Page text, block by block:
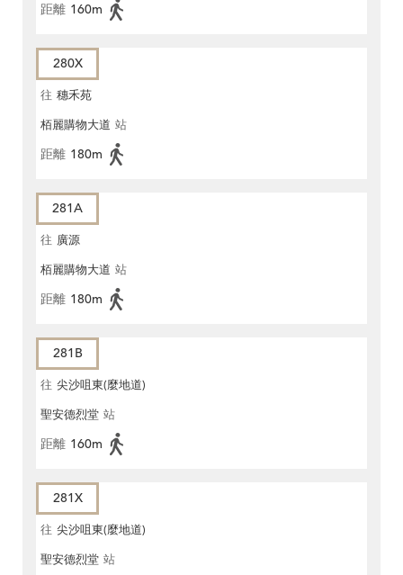
距離 160m
280X
往 穗禾苑
栢麗購物大道 站
距離 180m
281A
往 廣源
栢麗購物大道 站
距離 180m
281B
往 尖沙咀東(麼地道)
聖安德烈堂 站
距離 160m
281X
往 尖沙咀東(麼地道)
聖安德烈堂 站